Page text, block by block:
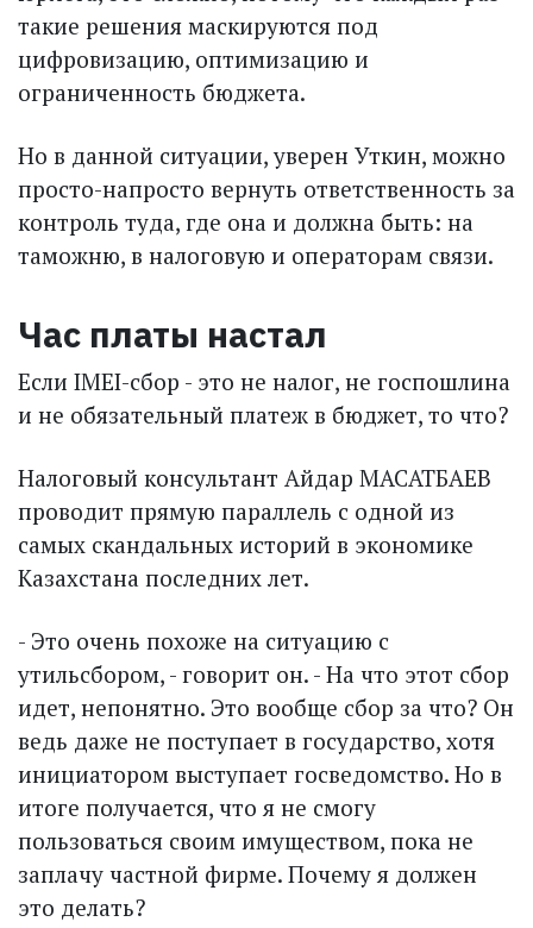
такие решения маскируются под
цифровизацию, оптимизацию и
ограниченность бюджета.
Но в данной ситуации, уверен Уткин, можно
просто-напросто вернуть ответственность за
контроль туда, где она и должна быть: на
таможню, в налоговую и операторам связи.
Час платы настал
Если IMEI-сбор - это не налог, не госпошлина
и не обязательный платеж в бюджет, то что?
Налоговый консультант Айдар МАСАТБАЕВ
проводит прямую параллель с одной из
самых скандальных историй в экономике
Казахстана последних лет.
- Это очень похоже на ситуацию с
утильсбором, - говорит он. - На что этот сбор
идет, непонятно. Это вообще сбор за что? Он
ведь даже не поступает в государство, хотя
инициатором выступает госведомство. Но в
итоге получается, что я не смогу
пользоваться своим имуществом, пока не
заплачу частной фирме. Почему я должен
это делать?